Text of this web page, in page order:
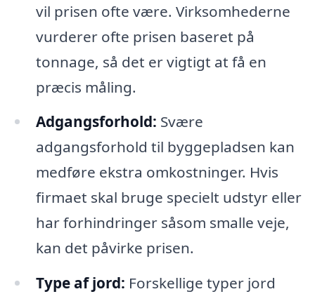
vil prisen ofte være. Virksomhederne
vurderer ofte prisen baseret på
tonnage, så det er vigtigt at få en
præcis måling.
Adgangsforhold: Svære
adgangsforhold til byggepladsen kan
medføre ekstra omkostninger. Hvis
firmaet skal bruge specielt udstyr eller
har forhindringer såsom smalle veje,
kan det påvirke prisen.
Type af jord: Forskellige typer jord